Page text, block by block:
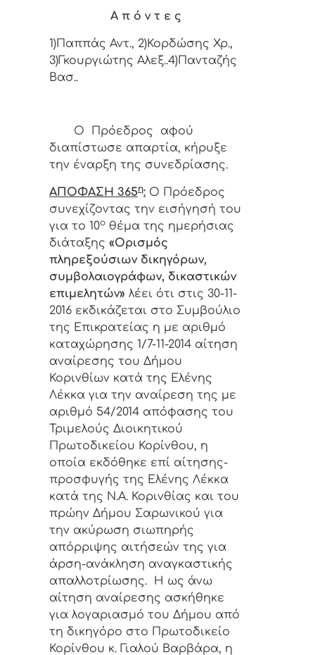
Α π ό ν τ ε ς
1)Παππάς Αντ., 2)Κορδώσης Χρ.,
3)Γκουργιώτης Αλεξ..4)Πανταζής
Βασ..
Ο Πρόεδρος αφού
διαπίστωσε απαρτία, κήρυξε
την έναρξη της συνεδρίασης.
ΑΠΟΦΑΣΗ 365η: Ο Πρόεδρος
συνεχίζοντας την εισήγησή του
για το 10ο θέμα της ημερήσιας
διάταξης «Ορισμός
πληρεξούσιων δικηγόρων,
συμβολαιογράφων, δικαστικών
επιμελητών» λέει ότι στις 30-11-
2016 εκδικάζεται στο Συμβούλιο
της Επικρατείας η με αριθμό
καταχώρησης 1/7-11-2014 αίτηση
αναίρεσης του Δήμου
Κορινθίων κατά της Ελένης
Λέκκα για την αναίρεση της με
αριθμό 54/2014 απόφασης του
Τριμελούς Διοικητικού
Πρωτοδικείου Κορίνθου, η
οποία εκδόθηκε επί αίτησης-
προσφυγής της Ελένης Λέκκα
κατά της Ν.Α. Κορινθίας και του
πρώην Δήμου Σαρωνικού για
την ακύρωση σιωπηρής
απόρριψης αιτήσεών της για
άρση-ανάκληση αναγκαστικής
απαλλοτρίωσης. Η ως άνω
αίτηση αναίρεσης ασκήθηκε
για λογαριασμό του Δήμου από
τη δικηγόρο στο Πρωτοδικείο
Κορίνθου κ. Γιαλού Βαρβάρα, η